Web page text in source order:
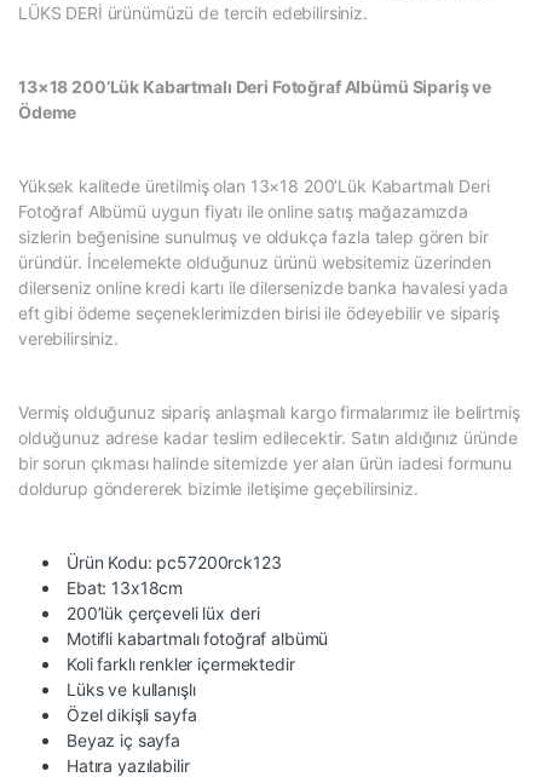
LÜKS DERİ ürünümüzü de tercih edebilirsiniz.
13×18 200’Lük Kabartmalı Deri Fotoğraf Albümü Sipariş ve
Ödeme
Yüksek kalitede üretilmiş olan 13×18 200’Lük Kabartmalı Deri
Fotoğraf Albümü uygun fiyatı ile online satış mağazamızda
sizlerin beğenisine sunulmuş ve oldukça fazla talep gören bir
üründür. İncelemekte olduğunuz ürünü websitemiz üzerinden
dilerseniz online kredi kartı ile dilersenizde banka havalesi yada
eft gibi ödeme seçeneklerimizden birisi ile ödeyebilir ve sipariş
verebilirsiniz.
Vermiş olduğunuz sipariş anlaşmalı kargo firmalarımız ile belirtmiş
olduğunuz adrese kadar teslim edilecektir. Satın aldığınız üründe
bir sorun çıkması halinde sitemizde yer alan ürün iadesi formunu
doldurup göndererek bizimle iletişime geçebilirsiniz.
Ürün Kodu: pc57200rck123
Ebat: 13x18cm
200’lük çerçeveli lüx deri
Motifli kabartmalı fotoğraf albümü
Koli farklı renkler içermektedir
Lüks ve kullanışlı
Özel dikişli sayfa
Beyaz iç sayfa
Hatıra yazılabilir